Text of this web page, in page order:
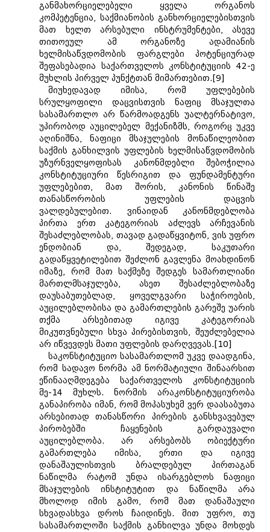
განმახორციელებელი ყველა ორგანოს
კომპეტენცია, საქმიანობის განხორციელებისთვის
მათ ხელთ არსებული ინსტრუმენტები, ასევე
თითოეულ ამ ორგანოზე ადამიანის
ხელმისაწვდომობის ფარგლები პოტენციურად
შეფასებადია საქართველოს კონსტიტუციის 42-ე
მუხლის პირველ პუნქტთან მიმართებით.[9]
მიუხედავად იმისა, რომ უფლებების
სრულყოფილი დაცვისთვის ნაფიც მსაჯულთა
სასამართლო არ წარმოადგენს უალტერნატივო,
უპირობოდ აუცილებელ მექანიზმს, როგორც უკვე
აღინიშნა, ნაფიცი მსაჯულების მონაწილეობით
საქმის განხილვის უფლების ხელმისაწვდომობის
უზურნველყოფისას კანონმდებლი შებოჭილია
კონსტიტუციური წესრიგით და ფუნდამენტური
უფლებებით, მათ შორის, კანონის წინაშე
თანასწორობის უფლების დაცვის
ვალდებულებით. ვინაიდან კანონმდებლობა
პირთა ერთ კატეგორიას აძლევს არჩევანის
შესაძლებლობას, თავად გადაწყვიტონ, ვის უფრო
ენდობიან და, შედეგად, საკუთარი
გადაწყვეტილებით შეძლონ გავლენა მოახდინონ
იმაზე, რომ მათ საქმეზე შედგეს სამართლიანი
მართლმსაჯულება, ასეთ შესაძლებლობაზე
დაუსაბუთებლად, ყოველგვარი საჭიროების,
აუცილებლობისა და გამართლების გარეშე უარის
თქმა არსებითად იგივე კატეგორიას
მიკუთვნებული სხვა პირებისთვის, შეუძლებელია
არ იწვევდეს მათი უფლების დარღვევას.[10]
საკონსტიტუციო სასამართლომ უკვე დაადგინა,
რომ სადავო ნორმა ამ ნორმატიული შინაარსით
ეწინააღმდეგება საქართველოს კონსტიტუციის
მე-14 მუხლს. ნორმის არაკონსტიტუციურობა
განაპირობა იმან, რომ მოპასუხემ ვერ დაასაბუთა
არსებითად თანასწორი პირების განსხვავებულ
პირობებში ჩაყენების გარდაუვალი
აუცილებლობა. არ არსებობს ობიექტური
გამართლება იმისა, ერთი და იგივე
დანაშაულისთვის ბრალდებულ პირთაგან
ნაწილმა რატომ უნდა ისარგებლოს ნაფიცი
მსაჯულების ინსტიტუტით და ნაწილმა არა
მხოლოდ იმის გამო, რომ მათ დანაშაული
სხვადასხვა დროს ჩაიდინეს. მით უფრო, თუ
სასამართლოში საქმის განხილვა უნდა მოხდეს